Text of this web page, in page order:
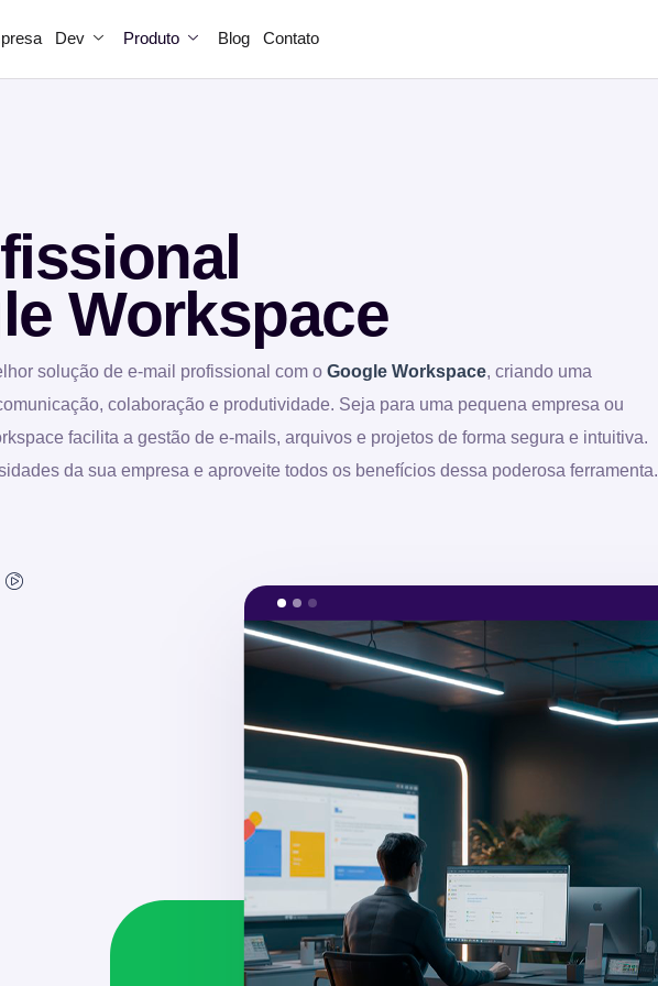
Dev Produto Blog Contato
Workspace
solução de e-mail profissional com o Google Workspace, criando uma
colaboração e produtividade. Seja para uma pequena empresa ou
facilita a gestão de e-mails, arquivos e projetos de forma segura e intuitiva.
da sua empresa e aproveite todos os benefícios dessa poderosa ferramenta.